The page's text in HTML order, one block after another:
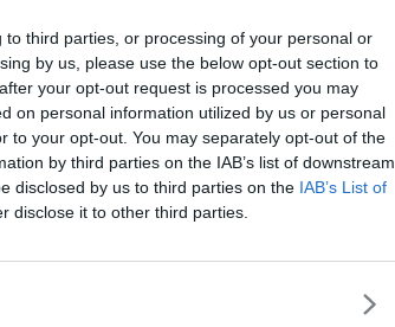
third parties, or processing of your personal or
by us, please use the below opt-out section to
your opt-out request is processed you may
on personal information utilized by us or personal
to your opt-out. You may separately opt-out of the
by third parties on the IAB’s list of downstream
disclosed by us to third parties on the IAB’s List of
disclose it to other third parties.